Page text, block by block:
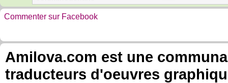
Commenter sur Facebook
Amilova.com est une
traducteurs d'oeuvres